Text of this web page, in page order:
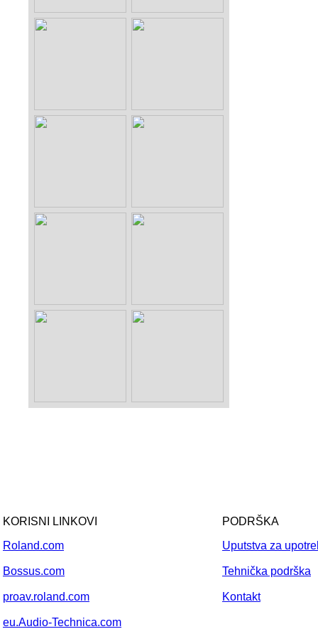
KORISNI LINKOVI
Roland.com
Bossus.com
proav.roland.com
eu.Audio-Technica.com
PODRŠKA
Uputstva za
Tehnička podrška
Kontakt